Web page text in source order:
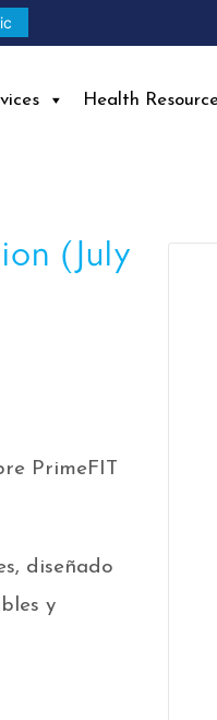
Health
(July
PrimeFIT
diseñado
y